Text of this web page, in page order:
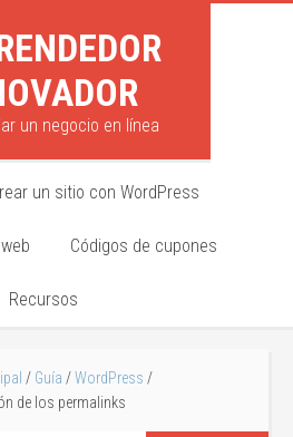
un negocio en línea
un sitio con WordPress
Códigos de cupones
Recursos
/ Guía /WordPress /
de los permalinks